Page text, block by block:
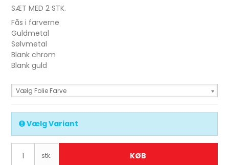
SÆT MED 2 STK.
Fås i farverne
Guldmetal
Sølvmetal
Blank chrom
Blank guld
Vælg Folie Farve
Vælg Variant
stk. KØB